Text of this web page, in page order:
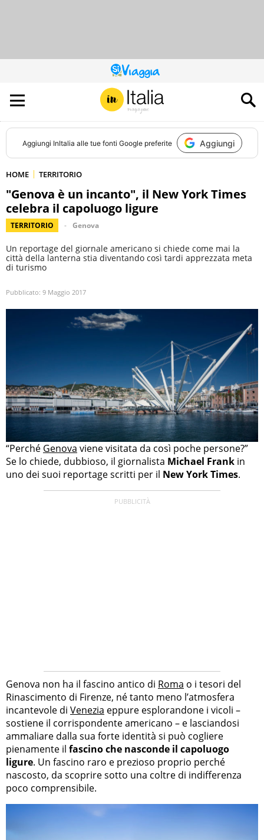
QUESTO
SITO
CONTRIBUISCE
ALL’AUDIENCE
DI
Aggiungi InItalia alle tue fonti Google preferite Aggiungi
HOME TERRITORIO
"Genova è un incanto", il New York Times
celebra il capoluogo ligure
TERRITORIO Genova
Un reportage del giornale americano si chiede come mai la
città della lanterna stia diventando così tardi apprezzata meta
di turismo
Pubblicato: 9 Maggio 2017
“Perché Genova viene visitata da così poche persone?”
Se lo chiede, dubbioso, il giornalista Michael Frank in
uno dei suoi reportage scritti per il New York Times.
Genova non ha il fascino antico di Roma o i tesori del
Rinascimento di Firenze, né tanto meno l’atmosfera
incantevole di Venezia eppure esplorandone i vicoli –
sostiene il corrispondente americano – e lasciandosi
ammaliare dalla sua forte identità si può cogliere
pienamente il fascino che nasconde il capoluogo
ligure. Un fascino raro e prezioso proprio perché
nascosto, da scoprire sotto una coltre di indifferenza
poco comprensibile.